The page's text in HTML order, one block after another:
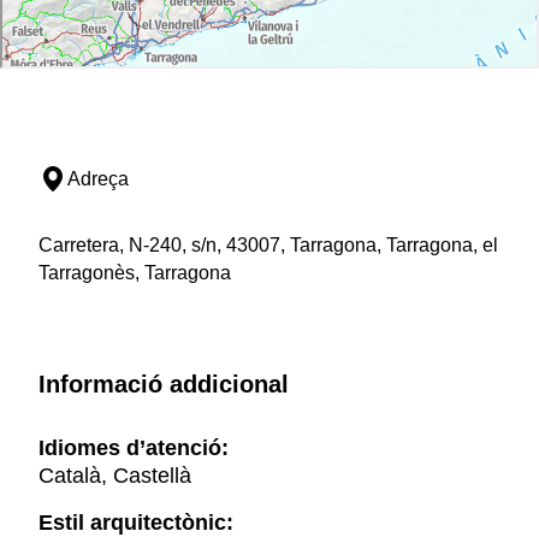
Adreça
Carretera, N-240, s/n, 43007, Tarragona, Tarragona, el
Tarragonès, Tarragona
Informació addicional
Idiomes d’atenció:
Català, Castellà
Estil arquitectònic: